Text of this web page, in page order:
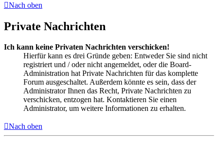
Nach oben
Private Nachrichten
Ich kann keine Privaten Nachrichten verschicken!
Hierfür kann es drei Gründe geben: Entweder Sie sind nicht
registriert und / oder nicht angemeldet, oder die Board-
Administration hat Private Nachrichten für das komplette
Forum ausgeschaltet. Außerdem könnte es sein, dass der
Administrator Ihnen das Recht, Private Nachrichten zu
verschicken, entzogen hat. Kontaktieren Sie einen
Administrator, um weitere Informationen zu erhalten.
Nach oben